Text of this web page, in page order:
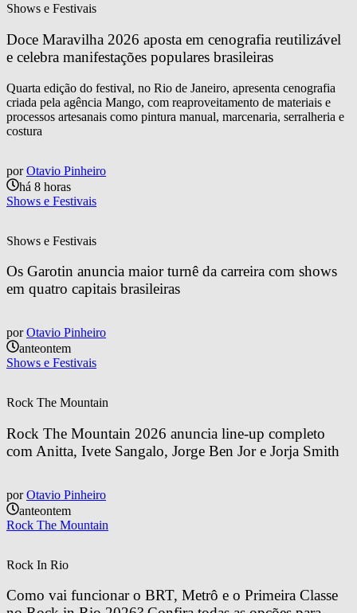
Shows e Festivais
Doce Maravilha 2026 aposta em cenografia reutilizável
e celebra manifestações populares brasileiras
Quarta edição do festival, no Rio de Janeiro, apresenta cenografia
criada pela agência Mango, com reaproveitamento de materiais e
processos artesanais como pintura manual, marcenaria, serralheria e
costura
por Otavio Pinheiro
há 8 horas
Shows e Festivais
Shows e Festivais
Os Garotin anuncia maior turnê da carreira com shows
em quatro capitais brasileiras
por Otavio Pinheiro
anteontem
Shows e Festivais
Rock The Mountain
Rock The Mountain 2026 anuncia line-up completo
com Anitta, Ivete Sangalo, Jorge Ben Jor e Jorja Smith
por Otavio Pinheiro
anteontem
Rock The Mountain
Rock In Rio
Como vai funcionar o BRT, Metrô e o Primeira Classe